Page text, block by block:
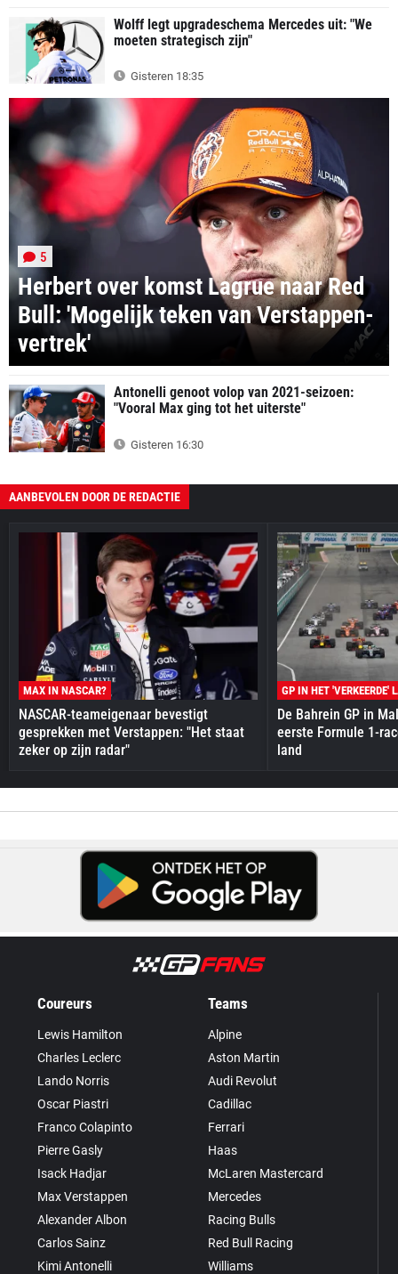
Wolff legt upgradeschema Mercedes uit: "We
moeten strategisch zijn"
Gisteren 18:35
Herbert over komst Lagrue naar Red
Bull: 'Mogelijk teken van Verstappen-
vertrek'
5
Antonelli genoot volop van 2021-seizoen:
"Vooral Max ging tot het uiterste"
Gisteren 16:30
AANBEVOLEN DOOR DE REDACTIE
MAX IN NASCAR?
NASCAR-teameigenaar bevestigt
gesprekken met Verstappen: "Het staat
zeker op zijn radar"
GP IN HET 'VERKEERDE'
De Bahrein GP in
eerste Formule 1-
land
Coureurs
Lewis Hamilton
Charles Leclerc
Lando Norris
Oscar Piastri
Franco Colapinto
Pierre Gasly
Isack Hadjar
Max Verstappen
Alexander Albon
Carlos Sainz
Kimi Antonelli
Teams
Alpine
Aston Martin
Audi Revolut
Cadillac
Ferrari
Haas
McLaren Mastercard
Mercedes
Racing Bulls
Red Bull Racing
Williams